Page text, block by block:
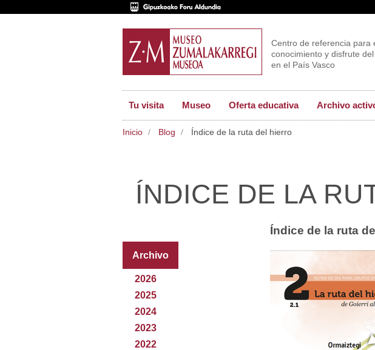
Centro de referencia para
conocimiento y disfrute
en el País Vasco
Tu visita Museo Oferta educativa Archivo
Inicio Blog Índice de la ruta del hierro
ÍNDICE DE LA
Índice de la ruta
Archivo
2026
2025
2024
2023
2022